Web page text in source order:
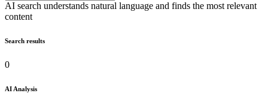
AI search understands natural language and finds the most relevant
content
Search results
0
AI Analysis